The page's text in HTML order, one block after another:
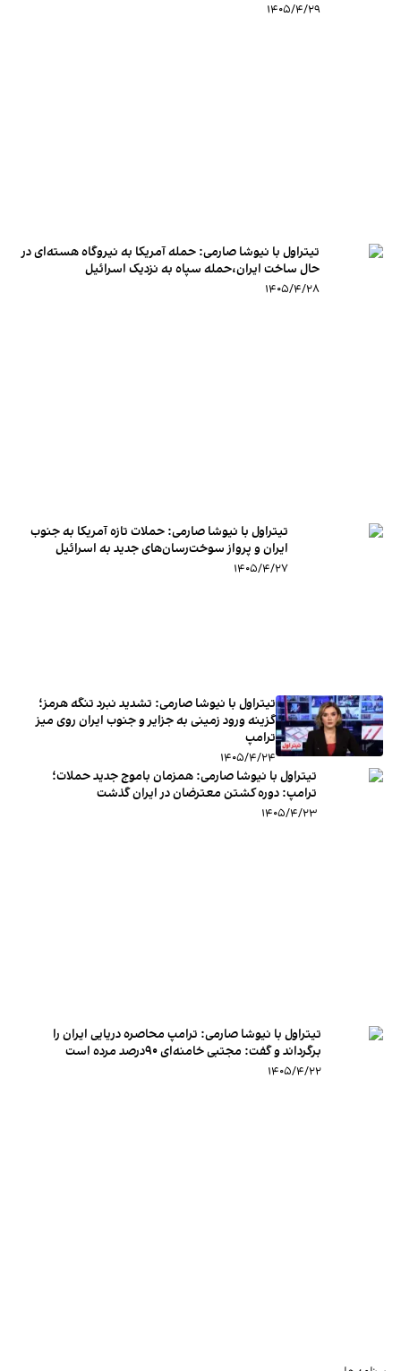
۱۴۰۵/۴/۲۹
تیتراول با نیوشا صارمی: حمله آمریکا به نیروگاه هسته‌ای در
حال ساخت ایران،حمله سپاه به نزدیک اسرائیل
۱۴۰۵/۴/۲۸
تیتراول با نیوشا صارمی: حملات تازه آمریکا به جنوب
ایران و پرواز سوخت‌رسان‌های جدید به اسرائیل
۱۴۰۵/۴/۲۷
تیتراول با نیوشا صارمی: تشدید نبرد تنگه هرمز؛
گزینه ورود زمینی به جزایر و جنوب ایران روی میز
ترامپ
۱۴۰۵/۴/۲۴
تیتراول با نیوشا صارمی: همزمان باموج جدید حملات؛
ترامپ: دوره کشتن معترضان در ایران گذشت
۱۴۰۵/۴/۲۳
تیتراول با نیوشا صارمی: ترامپ محاصره دریایی ایران را
برگرداند و گفت: مجتبی خامنه‌ای ۹۰درصد مرده است
۱۴۰۵/۴/۲۲